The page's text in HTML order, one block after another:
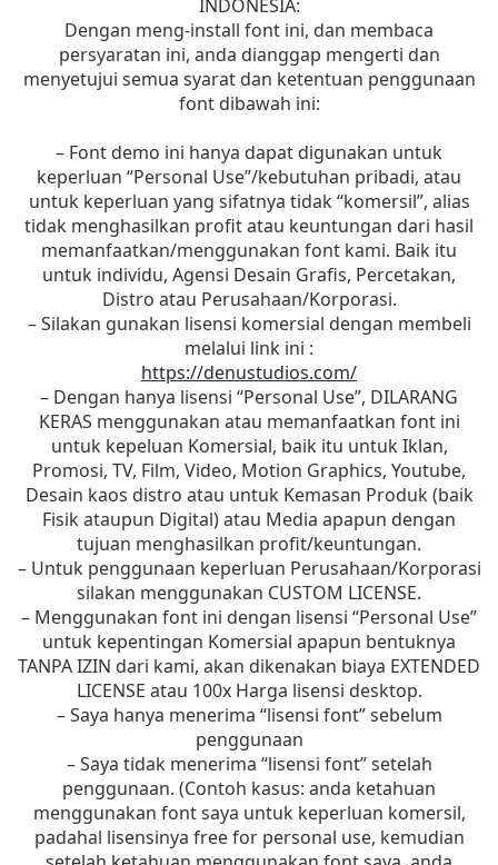
INDONESIA:
Dengan meng-install font ini, dan membaca
persyaratan ini, anda dianggap mengerti dan
menyetujui semua syarat dan ketentuan penggunaan
font dibawah ini:
– Font demo ini hanya dapat digunakan untuk
keperluan “Personal Use”/kebutuhan pribadi, atau
untuk keperluan yang sifatnya tidak “komersil”, alias
tidak menghasilkan profit atau keuntungan dari hasil
memanfaatkan/menggunakan font kami. Baik itu
untuk individu, Agensi Desain Grafis, Percetakan,
Distro atau Perusahaan/Korporasi.
– Silakan gunakan lisensi komersial dengan membeli
melalui link ini :
https://denustudios.com/
– Dengan hanya lisensi “Personal Use”, DILARANG
KERAS menggunakan atau memanfaatkan font ini
untuk kepeluan Komersial, baik itu untuk Iklan,
Promosi, TV, Film, Video, Motion Graphics, Youtube,
Desain kaos distro atau untuk Kemasan Produk (baik
Fisik ataupun Digital) atau Media apapun dengan
tujuan menghasilkan profit/keuntungan.
– Untuk penggunaan keperluan Perusahaan/Korporasi
silakan menggunakan CUSTOM LICENSE.
– Menggunakan font ini dengan lisensi “Personal Use”
untuk kepentingan Komersial apapun bentuknya
TANPA IZIN dari kami, akan dikenakan biaya EXTENDED
LICENSE atau 100x Harga lisensi desktop.
– Saya hanya menerima “lisensi font” sebelum
penggunaan
– Saya tidak menerima “lisensi font” setelah
penggunaan. (Contoh kasus: anda ketahuan
menggunakan font saya untuk keperluan komersil,
padahal lisensinya free for personal use, kemudian